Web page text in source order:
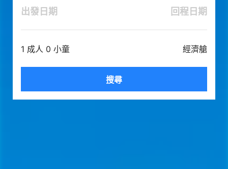
出發日期 回程日期
1 成人 0 小童 經濟艙
搜尋